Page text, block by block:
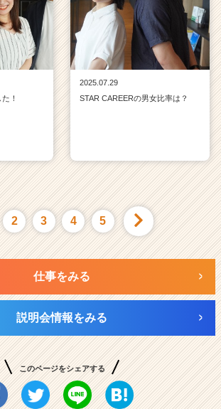
！
2025.07.29
STAR CAREERの男女比率は？
2 3 4 5
仕事をみる
説明会情報をみる
このページをシェアする